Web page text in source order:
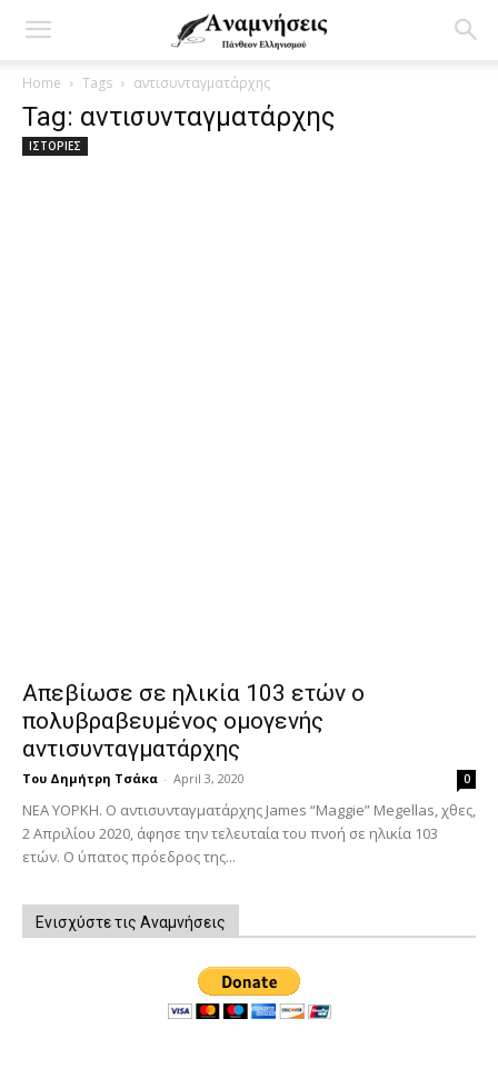
Home Tags αντισυνταγματάρχης
Tag: αντισυνταγματάρχης
ΙΣΤΟΡΙΕΣ
Απεβίωσε σε ηλικία 103 ετών ο
πολυβραβευμένος ομογενής
αντισυνταγματάρχης
Του Δημήτρη Τσάκα - April 3, 2020 0
ΝΕΑ ΥΟΡΚΗ. Ο αντισυνταγματάρχης James “Maggie” Megellas, χθες,
2 Απριλίου 2020, άφησε την τελευταία του πνοή σε ηλικία 103
ετών. Ο ύπατος πρόεδρος της...
Ενισχύστε τις Αναμνήσεις